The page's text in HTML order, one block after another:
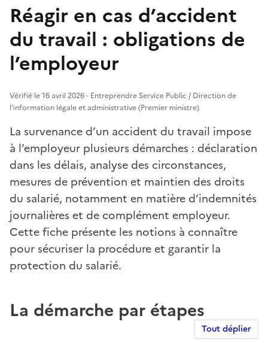
Réagir en cas d’accident
du travail : obligations de
l’employeur
Vérifié le 16 avril 2026 - Entreprendre Service Public / Direction de
l'information légale et administrative (Premier ministre)
La survenance d’un accident du travail impose
à l’employeur plusieurs démarches : déclaration
dans les délais, analyse des circonstances,
mesures de prévention et maintien des droits
du salarié, notamment en matière d’indemnités
journalières et de complément employeur.
Cette fiche présente les notions à connaître
pour sécuriser la procédure et garantir la
protection du salarié.
La démarche par étapes
Tout déplier